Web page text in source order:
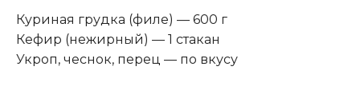
Куриная грудка (филе) — 600 г
Кефир (нежирный) — 1 стакан
Укроп, чеснок, перец — по вкусу